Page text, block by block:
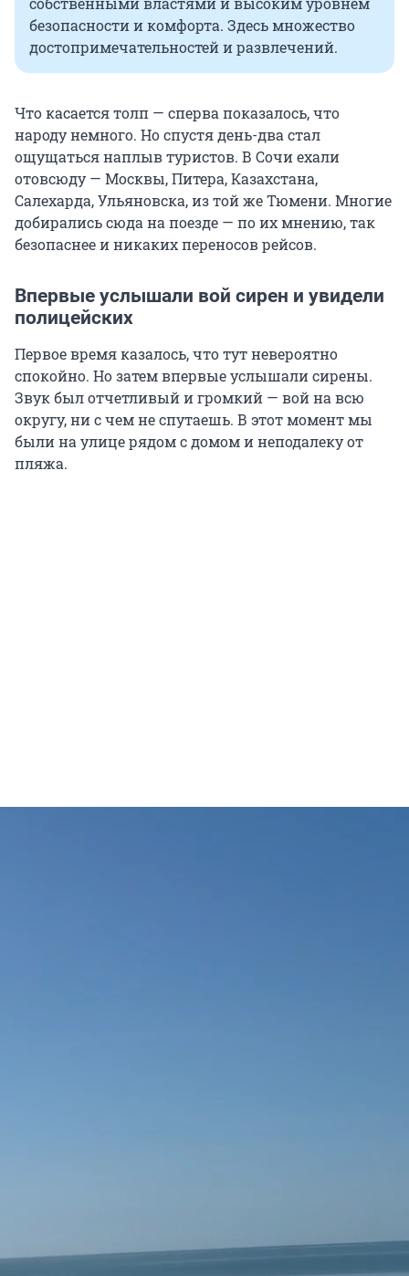
безопасности и комфорта. Здесь множество
достопримечательностей и развлечений.
Что касается толп — сперва показалось, что
народу немного. Но спустя день-два стал
ощущаться наплыв туристов. В Сочи ехали
отовсюду — Москвы, Питера, Казахстана,
Салехарда, Ульяновска, из той же Тюмени. Многие
добирались сюда на поезде — по их мнению, так
безопаснее и никаких переносов рейсов.
Впервые услышали вой сирен и увидели
полицейских
Первое время казалось, что тут невероятно
спокойно. Но затем впервые услышали сирены.
Звук был отчетливый и громкий — вой на всю
округу, ни с чем не спутаешь. В этот момент мы
были на улице рядом с домом и неподалеку от
пляжа.